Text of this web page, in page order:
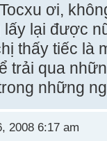
ơi,
lấy lại được
thấy tiếc là
trải qua
những
2008 6:17 am